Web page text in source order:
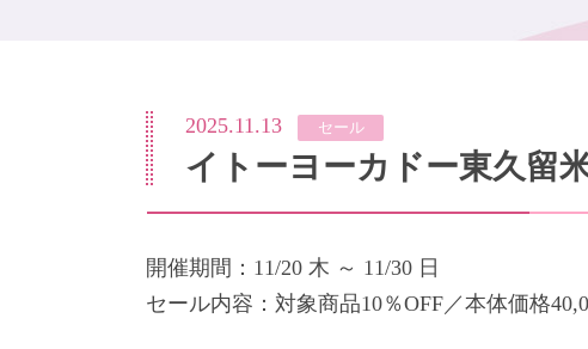
2025.11.13 セール
イトーヨーカドー東久
開催期間：11/20 木 ～ 11/30 日
セール内容：対象商品10％OFF／本体価格